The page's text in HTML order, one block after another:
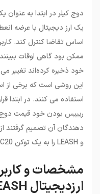
یک ارز دیجیتال با عرضه
اساس تقاضا کنترل کند.
ممکن بود گاهی اوقات
خود ذخیره کرده‌اند تغییر
این روشی است که برخی از
ریبیس بودن خود قیمت دوج
دهندگان آن تصمیم گرفتند
و LEASH را به یک توکن ERC20 ساده تبدیل کنند.
مشخصات و
ارزدیجیتال LEASH